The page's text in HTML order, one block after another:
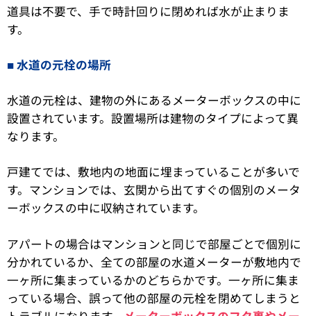
道具は不要で、手で時計回りに閉めれば水が止まりま
す。
水道の元栓の場所
水道の元栓は、建物の外にあるメーターボックスの中に
設置されています。設置場所は建物のタイプによって異
なります。
戸建てでは、敷地内の地面に埋まっていることが多いで
す。マンションでは、玄関から出てすぐの個別のメータ
ーボックスの中に収納されています。
アパートの場合はマンションと同じで部屋ごとで個別に
分かれているか、全ての部屋の水道メーターが敷地内で
一ヶ所に集まっているかのどちらかです。一ヶ所に集ま
っている場合、誤って他の部屋の元栓を閉めてしまうと